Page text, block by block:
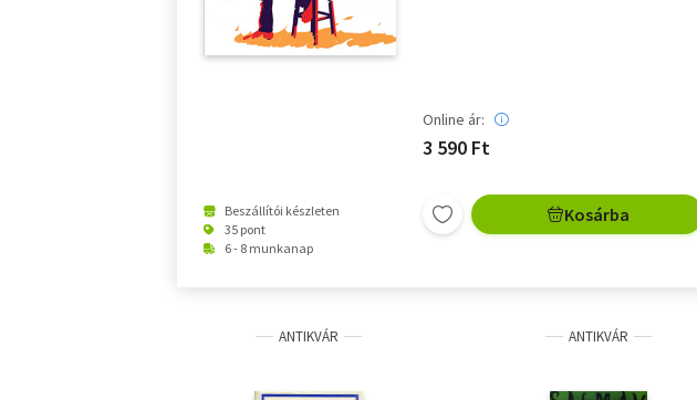
Beszállítói készleten
35 pont
6 - 8 munkanap
Online ár:
3 590 Ft
Kosárba
ANTIKVÁR ANTIKVÁR